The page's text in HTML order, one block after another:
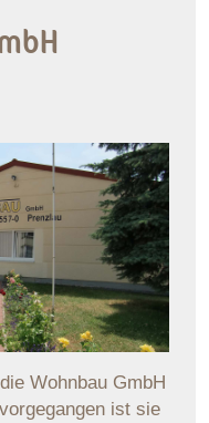
Wohnbau GmbH
ist sie